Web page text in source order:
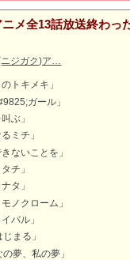
メ全13話放送終わっ
ジガク)ア…
トキメキ」
ガール」
ぶ」
ミチ」
ないことを」
チ」
タ」
ノクローム」
バル」
まる」
夢、私の夢」